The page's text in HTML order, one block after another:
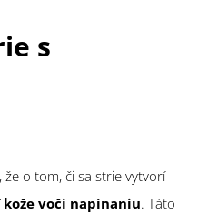
s
o tom, či sa strie vytvorí
voči napínaniu. Táto